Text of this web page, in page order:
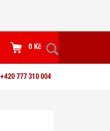
0 Kč
+420 777 310 004